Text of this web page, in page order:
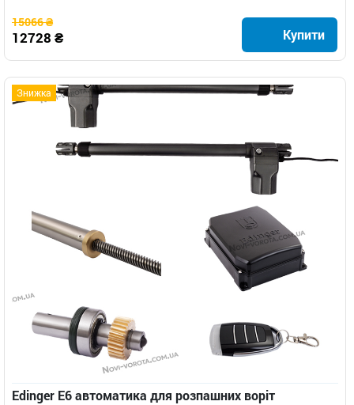
15066 ₴
12728 ₴ Купити
Знижка
Edinger E6 автоматика для розпашних воріт